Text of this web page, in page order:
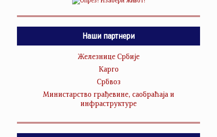
Наши партнери
Железнице Србије
Карго
Србвоз
Министарство грађевине, саобраћаја и
инфраструктуре